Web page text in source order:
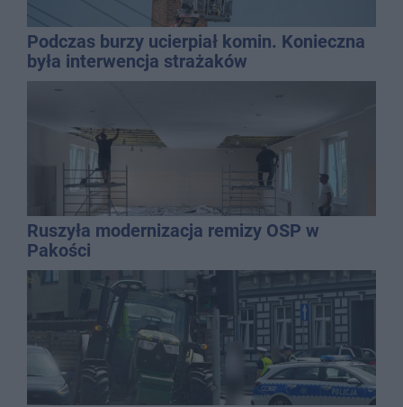
Podczas burzy ucierpiał komin. Konieczna
była interwencja strażaków
Ruszyła modernizacja remizy OSP w
Pakości